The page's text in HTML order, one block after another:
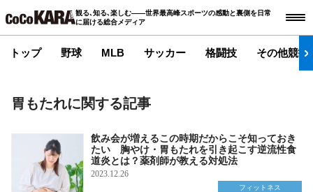
観る､知る､楽しむ――世界最高峰スポーツの感動と裏側を日常
に届ける総合メディア
トップ 野球 MLB サッカー 格闘技 その他競技
胃もたれに関する記事
飲み会が増えるこの時期だからこそ知っておき
たい 胸やけ・胃もたれを引き起こす逆流性食
道炎とは？薬剤師が教える対処法
2023.12.26
フィットネス